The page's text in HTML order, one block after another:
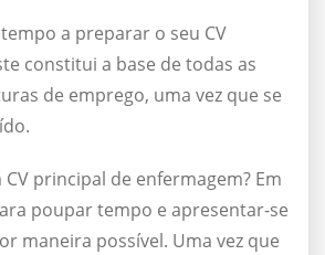
a preparar o seu CV
constitui a base de todas as
de emprego, uma vez que se
principal de enfermagem? Em
poupar tempo e apresentar-se
maneira possível. Uma vez que